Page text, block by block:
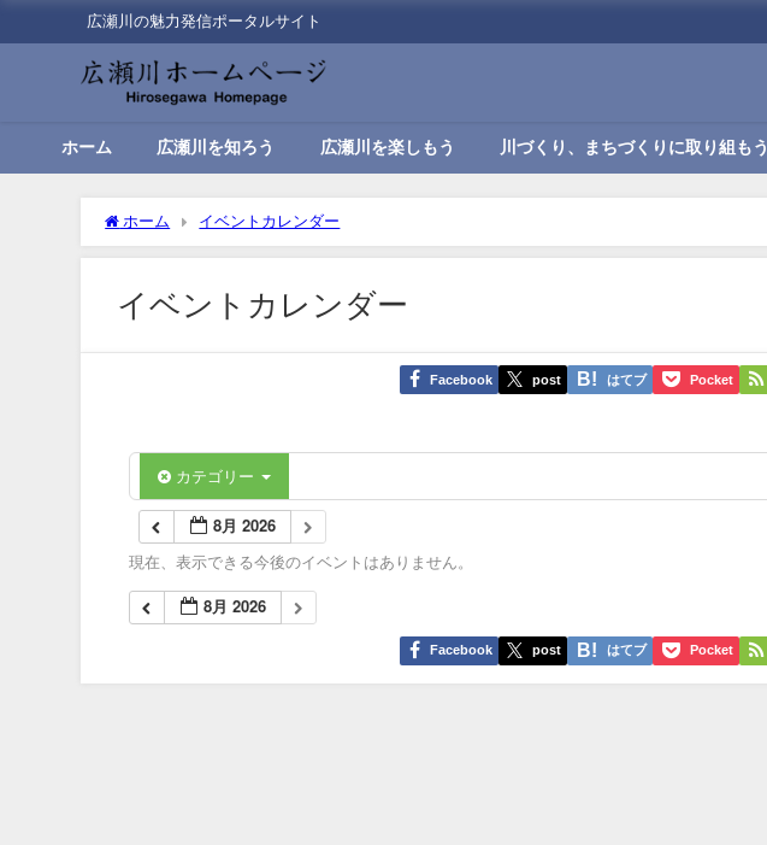
広瀬川の魅力発信ポータルサイト
ホーム 広瀬川を知ろう 広瀬川を楽しもう 川づくり、まちづくりに取り組もう
ホーム イベントカレンダー
イベントカレンダー
Facebook post はてブ Pocket
カテゴリー
8月 2026
現在、表示できる今後のイベントはありません。
8月 2026
Facebook post はてブ Pocket